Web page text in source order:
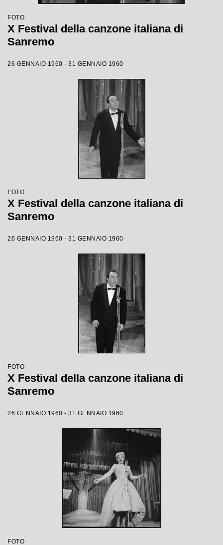
FOTO
X Festival della canzone italiana di
Sanremo
26 GENNAIO 1960 - 31 GENNAIO 1960
FOTO
X Festival della canzone italiana di
Sanremo
26 GENNAIO 1960 - 31 GENNAIO 1960
FOTO
X Festival della canzone italiana di
Sanremo
26 GENNAIO 1960 - 31 GENNAIO 1960
FOTO